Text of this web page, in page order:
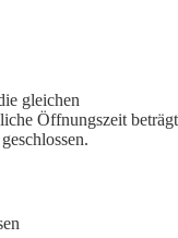
gleichen
Öffnungszeit beträgt